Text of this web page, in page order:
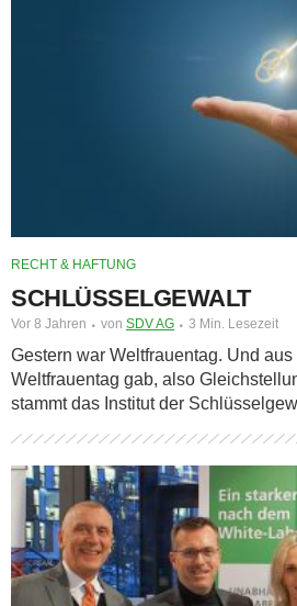
RECHT & HAFTUNG
SCHLÜSSELGEWALT
Vor 8 Jahren von SDV AG 3 Min. Lesezeit
Gestern war Weltfrauentag. Und
Weltfrauentag gab, also
stammt das Institut der